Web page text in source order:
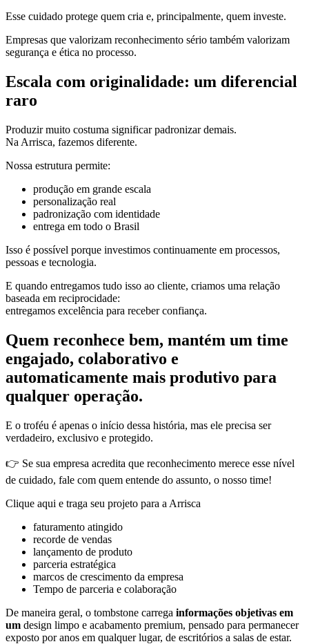
Esse cuidado protege quem cria e, principalmente, quem investe.
Empresas que valorizam reconhecimento sério também valorizam
segurança e ética no processo.
Escala com originalidade: um diferencial
raro
Produzir muito costuma significar padronizar demais.
Na Arrisca, fazemos diferente.
Nossa estrutura permite:
produção em grande escala
personalização real
padronização com identidade
entrega em todo o Brasil
Isso é possível porque investimos continuamente em processos,
pessoas e tecnologia.
E quando entregamos tudo isso ao cliente, criamos uma relação
baseada em reciprocidade:
entregamos excelência para receber confiança.
Quem reconhece bem, mantém um time
engajado, colaborativo e
automaticamente mais produtivo para
qualquer operação.
E o troféu é apenas o início dessa história, mas ele precisa ser
verdadeiro, exclusivo e protegido.
👉 Se sua empresa acredita que reconhecimento merece esse nível
de cuidado, fale com quem entende do assunto, o nosso time!
Clique aqui e traga seu projeto para a Arrisca
faturamento atingido
recorde de vendas
lançamento de produto
parceria estratégica
marcos de crescimento da empresa
Tempo de parceria e colaboração
De maneira geral, o tombstone carrega informações objetivas em
um design limpo e acabamento premium, pensado para permanecer
exposto por anos em qualquer lugar, de escritórios a salas de estar.